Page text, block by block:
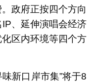
政府正按四个方向
、延伸演唱会经济
区内环境等四个方
新口岸市集”将于8